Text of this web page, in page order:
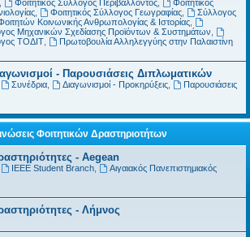
Φοιτητικός Σύλλογος Περιβάλλοντος,
Φοιτητικός
Φοιτητικός Σύλλογος Γεωγραφίας,
Σύλλογος
Κοινωνικής Ανθρωπολογίας & Ιστορίας
Μηχανικών Σχεδίασης Προϊόντων & Συστημάτων
ΤΟΔΙΤ
Πρωτοβουλία Αλληλεγγύης στην Παλαιστίνη
- Παρουσιάσεις Διπλωματικών
Συνέδρια, Διαγωνισμοί - Προκηρύξεις,
Παρουσιάσεις
Φοιτητικών Δραστηριοτήτων
- Aegean
IEEE Student Branch,
Αιγαιακός Πανεπιστημιακός
- Λήμνος